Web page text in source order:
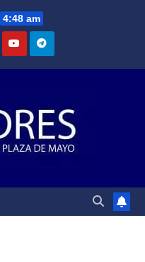
4:48 am